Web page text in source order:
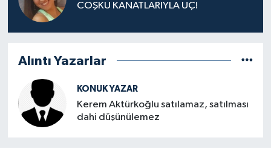
COŞKU KANATLARIYLA UÇ!
Alıntı Yazarlar
KONUK YAZAR
Kerem Aktürkoğlu satılamaz, satılması
dahi düşünülemez